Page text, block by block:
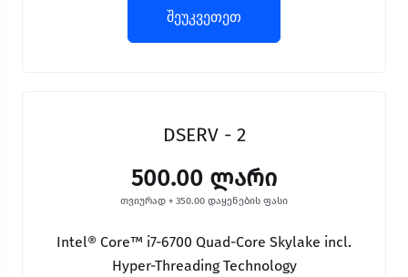
შეუკვეთეთ
DSERV - 2
500.00 ლარი
თვიურად + 350.00 დაყენების ფასი
Intel® Core™ i7-6700 Quad-Core Skylake incl.
Hyper-Threading Technology